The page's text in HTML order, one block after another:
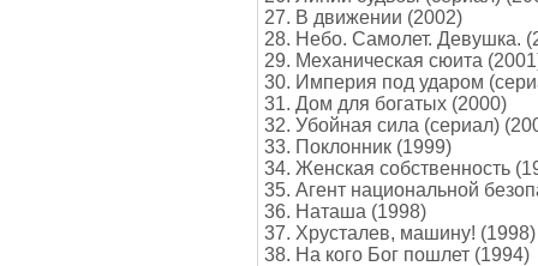
27. В движении (2002)
28. Небо. Самолет. Девушка.
29. Механическая сюита
30. Империя под ударом
31. Дом для богатых (2000)
32. Убойная сила (сериал)
33. Поклонник (1999)
34. Женская собственность
35. Агент национальной
36. Наташа (1998)
37. Хрусталев, машину! (1998)
38. На кого Бог пошлет (1994)